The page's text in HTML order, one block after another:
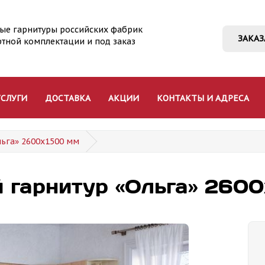
гарнитуры российских фабрик
комплектации и под заказ
ДОСТАВКА АКЦИИ КОНТАКТЫ И АДРЕСА
2600х1500 мм
гарнитур «Ольга»